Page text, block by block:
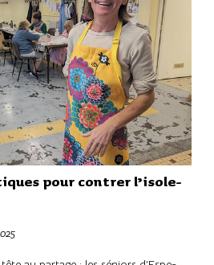
pour contrer l’iso­le­